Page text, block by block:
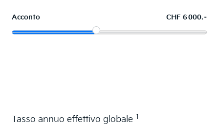
Acconto CHF 6 000.–
Tasso annuo effettivo globale 1